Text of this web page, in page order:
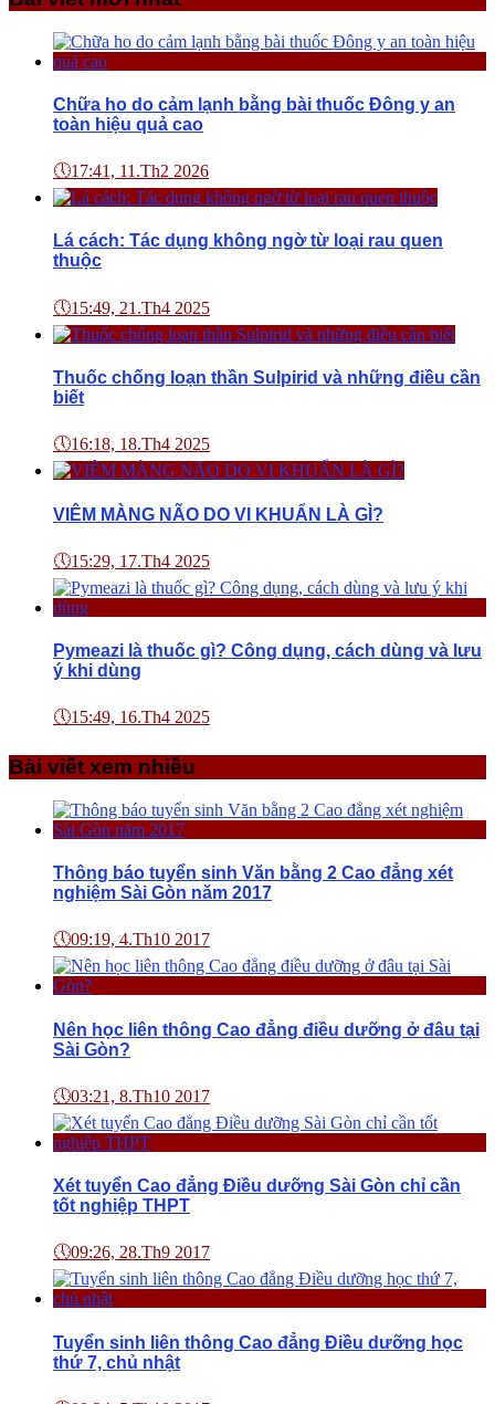
Chữa ho do cảm lạnh bằng bài thuốc Đông y an
toàn hiệu quả cao
🕔17:41, 11.Th2 2026
Lá cách: Tác dụng không ngờ từ loại rau quen
thuộc
🕔15:49, 21.Th4 2025
Thuốc chống loạn thần Sulpirid và những điều cần
biết
🕔16:18, 18.Th4 2025
VIÊM MÀNG NÃO DO VI KHUẨN LÀ GÌ?
🕔15:29, 17.Th4 2025
Pymeazi là thuốc gì? Công dụng, cách dùng và lưu
ý khi dùng
🕔15:49, 16.Th4 2025
Bài viết xem nhiều
Thông báo tuyển sinh Văn bằng 2 Cao đẳng xét
nghiệm Sài Gòn năm 2017
🕔09:19, 4.Th10 2017
Nên học liên thông Cao đẳng điều dưỡng ở đâu tại
Sài Gòn?
🕔03:21, 8.Th10 2017
Xét tuyển Cao đẳng Điều dưỡng Sài Gòn chỉ cần
tốt nghiệp THPT
🕔09:26, 28.Th9 2017
Tuyển sinh liên thông Cao đẳng Điều dưỡng học
thứ 7, chủ nhật